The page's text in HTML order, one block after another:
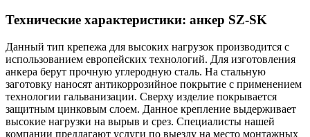
Технические характеристики: анкер SZ-SK
Данный тип крепежа для высоких нагрузок производится с
использованием европейских технологий. Для изготовления
анкера берут прочную углеродную сталь. На стальную
заготовку наносят антикоррозийное покрытие с применением
технологии гальванизации. Сверху изделие покрывается
защитным цинковым слоем. Данное крепление выдерживает
высокие нагрузки на вырыв и срез. Специалисты нашей
компании предлагают услуги по выезду на место монтажных